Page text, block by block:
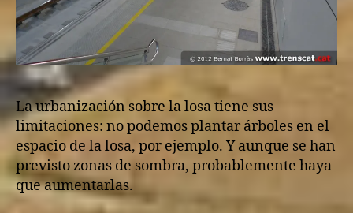
La urbanización sobre la losa tiene sus
limitaciones: no podemos plantar árboles en el
espacio de la losa, por ejemplo. Y aunque se han
previsto zonas de sombra, probablemente haya
que aumentarlas.